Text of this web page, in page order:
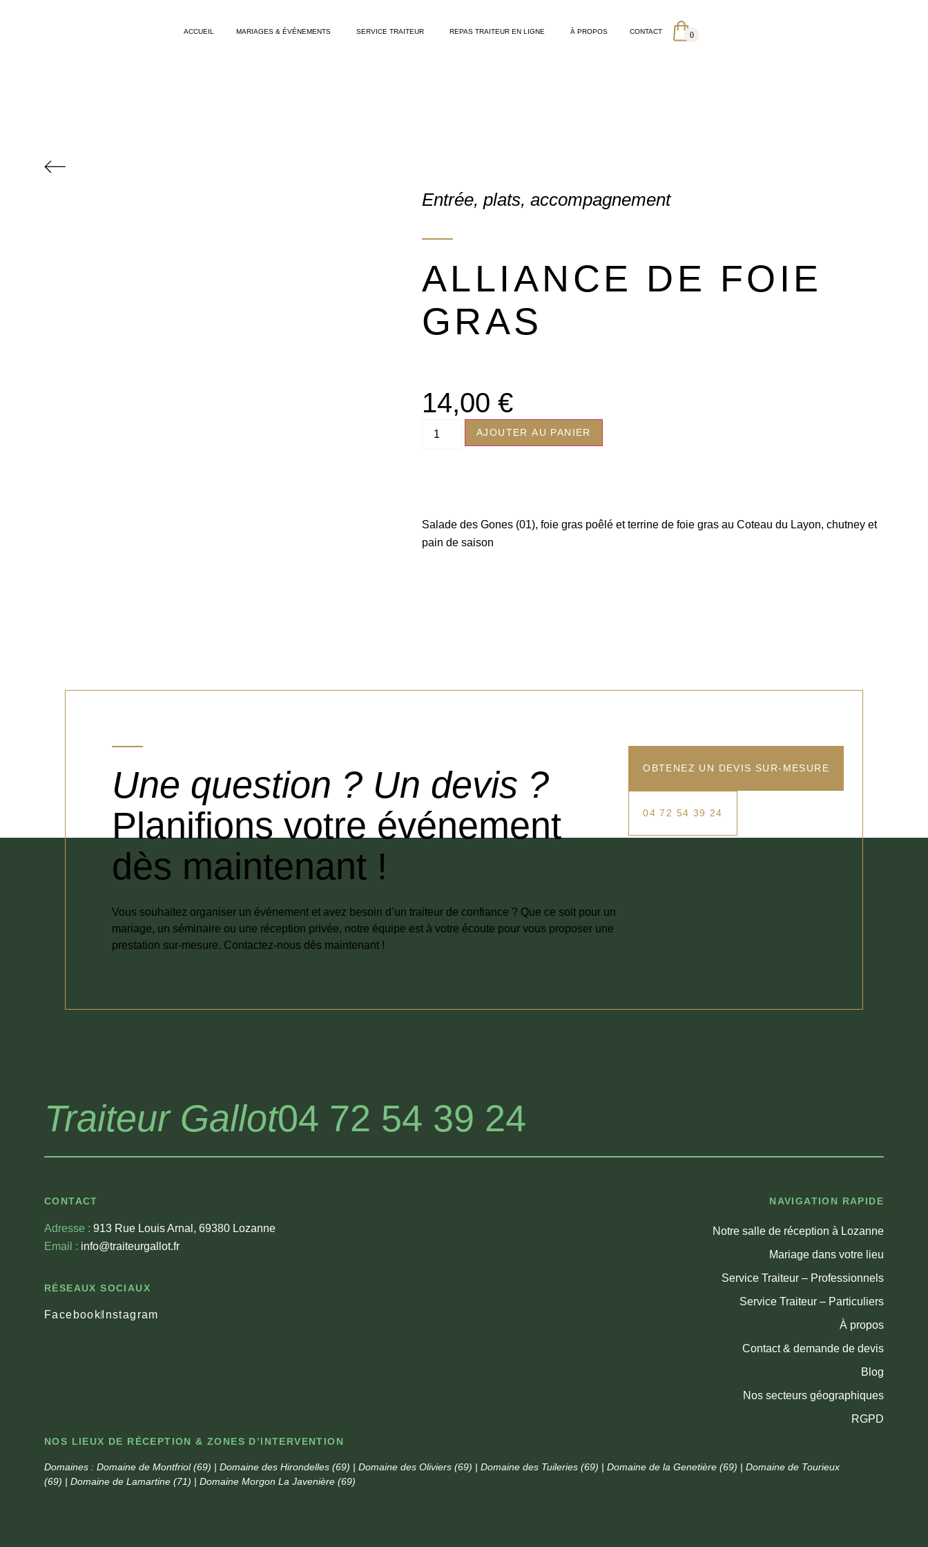
ACCUEIL MARIAGES & ÉVÉNEMENTS SERVICE TRAITEUR REPAS TRAITEUR EN LIGNE À PROPOS CONTACT 0
Entrée, plats, accompagnement
ALLIANCE DE FOIE
GRAS
14,00 €
AJOUTER AU PANIER
Salade des Gones (01), foie gras poêlé et terrine de foie gras au Coteau du Layon, chutney et
pain de saison
Une question ? Un devis ?
Planifions votre événement
dès maintenant !
Vous souhaitez organiser un événement et avez besoin d’un traiteur de confiance ? Que ce soit pour un
mariage, un séminaire ou une réception privée, notre équipe est à votre écoute pour vous proposer une
prestation sur-mesure. Contactez-nous dès maintenant !
OBTENEZ UN DEVIS SUR-MESURE
04 72 54 39 24
Traiteur Gallot04 72 54 39 24
CONTACT
Adresse : 913 Rue Louis Arnal, 69380 Lozanne
Email : info@traiteurgallot.fr
RÉSEAUX SOCIAUX
Facebook Instagram
NAVIGATION RAPIDE
Notre salle de réception à Lozanne
Mariage dans votre lieu
Service Traiteur – Professionnels
Service Traiteur – Particuliers
À propos
Contact & demande de devis
Blog
Nos secteurs géographiques
RGPD
NOS LIEUX DE RÉCEPTION & ZONES D’INTERVENTION
Domaines : Domaine de Montfriol (69) | Domaine des Hirondelles (69) | Domaine des Oliviers (69) | Domaine des Tuileries (69) | Domaine de la Genetière (69) | Domaine de Tourieux
(69) | Domaine de Lamartine (71) | Domaine Morgon La Javenière (69)